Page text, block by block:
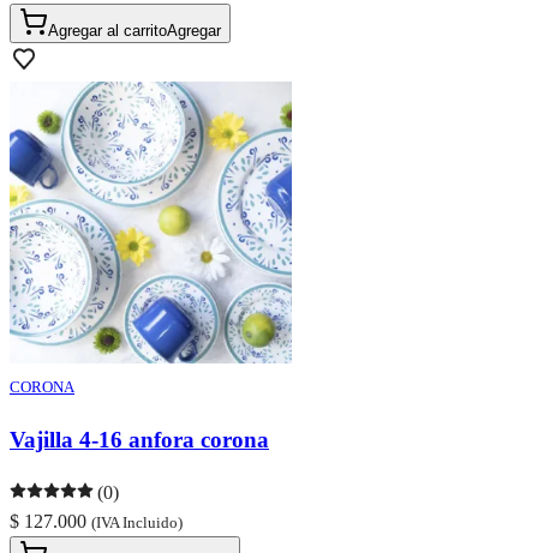
Agregar al carritoAgregar
CORONA
Vajilla 4-16 anfora corona
(0)
$ 127.000 (IVA Incluido)